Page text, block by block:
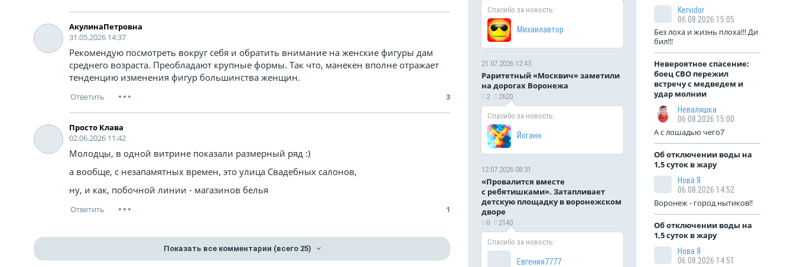
АкулинаПетровна
31.05.2026 14:37
Рекомендую посмотреть вокруг себя и обратить внимание на женские фигуры дам
среднего возраста. Преобладают крупные формы. Так что, манекен вполне отражает
тенденцию изменения фигур большинства женщин.
3
Просто Клава
02.06.2026 11:42
Молодцы, в одной витрине показали размерный ряд :)
а вообще, с незапамятных времен, это улица Свадебных салонов,
ну, и как, побочной линии - магазинов белья
1
Показать все комментарии (всего 25)
Спасибо за новость:
Михаилавтор
21.07.2026 12:43
Раритетный «Москвич» заметили
на дорогах Воронежа
2 2620
Спасибо за новость:
Йоганн
12.07.2026 08:31
«Провалится вместе
с ребятишками». Затапливает
детскую площадку в воронежском
дворе
0 2140
Спасибо за новость:
Евгения7777
Kervidor
06.08.2026 15:05
Без лоха и жизнь плоха!!! Ди
бил!!!
Невероятное спасение:
боец СВО пережил
встречу с медведем и
удар молнии
Неваляшка
06.08.2026 15:00
А с лошадью чего7
Об отключении воды на
1,5 суток в жару
Нова Я
06.08.2026 14:52
Воронеж - город нытиков!!
Об отключении воды на
1,5 суток в жару
Нова Я
06.08.2026 14:51